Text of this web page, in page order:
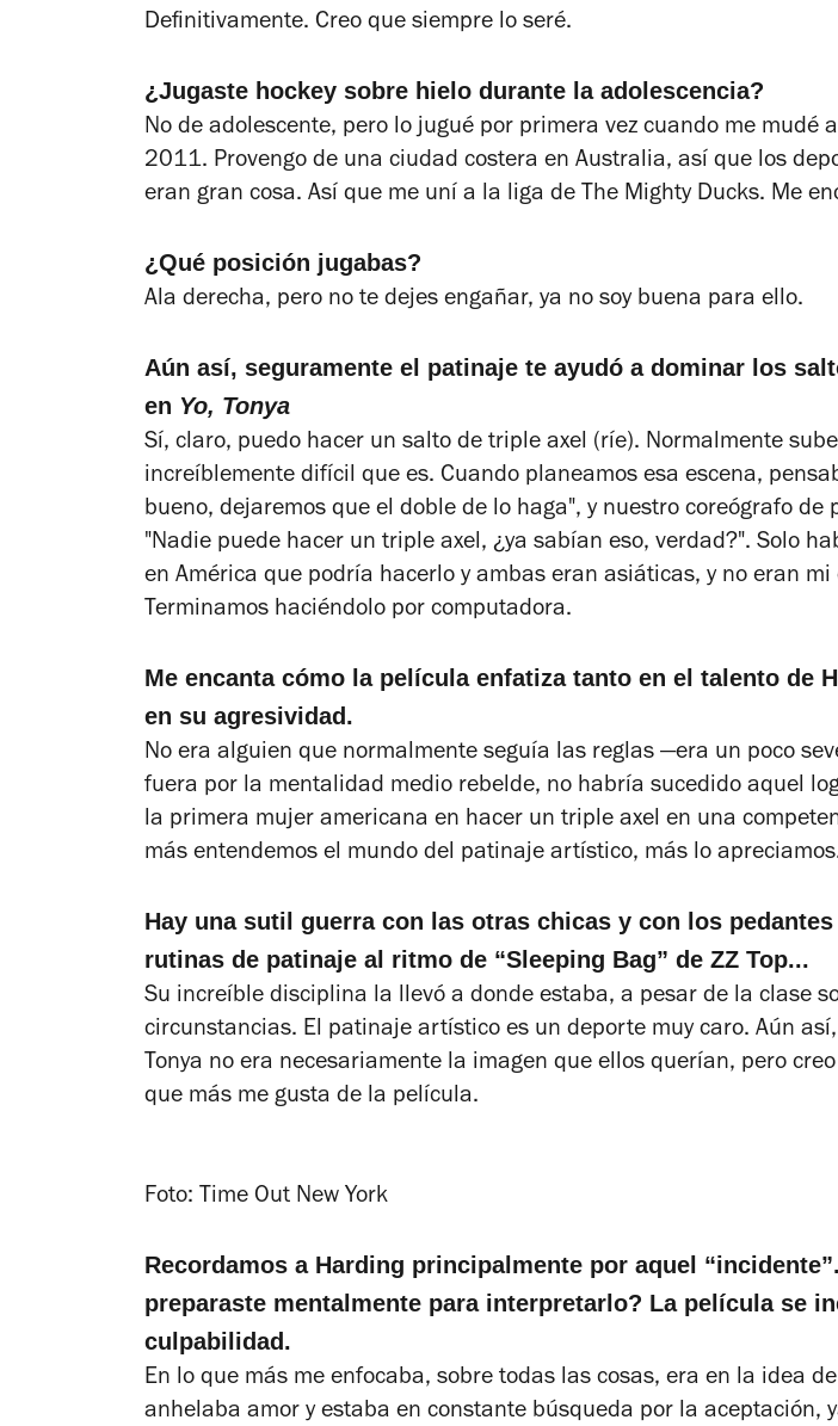
Definitivamente. Creo que siempre lo seré.
¿Jugaste hockey sobre hielo durante la adolescencia?
No de adolescente, pero lo jugué por primera vez cuando me mudé
2011. Provengo de una ciudad costera en Australia, así que los
eran gran cosa. Así que me uní a la liga de The Mighty Ducks. Me
¿Qué posición jugabas?
Ala derecha, pero no te dejes engañar, ya no soy buena para ello.
Aún así, seguramente el patinaje te ayudó a dominar los
en Yo, Tonya
Sí, claro, puedo hacer un salto de triple axel (ríe). Normalmente
increíblemente difícil que es. Cuando planeamos esa escena,
bueno, dejaremos que el doble de lo haga", y nuestro coreógrafo de
"Nadie puede hacer un triple axel, ¿ya sabían eso, verdad?". Solo
en América que podría hacerlo y ambas eran asiáticas, y no eran mi
Terminamos haciéndolo por computadora.
Me encanta cómo la película enfatiza tanto en el talento de
en su agresividad.
No era alguien que normalmente seguía las reglas —era un poco
fuera por la mentalidad medio rebelde, no habría sucedido aquel
la primera mujer americana en hacer un triple axel en una
más entendemos el mundo del patinaje artístico, más lo
Hay una sutil guerra con las otras chicas y con los
rutinas de patinaje al ritmo de “Sleeping Bag” de ZZ Top...
Su increíble disciplina la llevó a donde estaba, a pesar de la clase
circunstancias. El patinaje artístico es un deporte muy caro. Aún
Tonya no era necesariamente la imagen que ellos querían, pero
que más me gusta de la película.
Foto: Time Out New York
Recordamos a Harding principalmente por aquel
preparaste mentalmente para interpretarlo? La película se
culpabilidad.
En lo que más me enfocaba, sobre todas las cosas, era en la idea
anhelaba amor y estaba en constante búsqueda por la aceptación,